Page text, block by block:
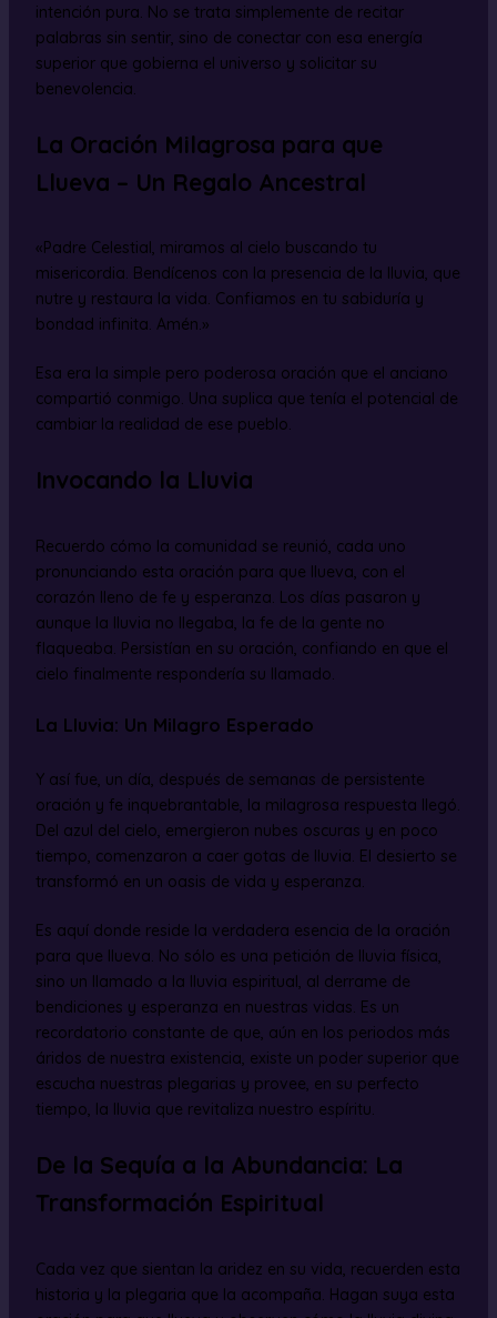
intención pura. No se trata simplemente de recitar
palabras sin sentir, sino de conectar con esa energía
superior que gobierna el universo y solicitar su
benevolencia.
La Oración Milagrosa para que
Llueva – Un Regalo Ancestral
«Padre Celestial, miramos al cielo buscando tu
misericordia. Bendícenos con la presencia de la lluvia, que
nutre y restaura la vida. Confiamos en tu sabiduría y
bondad infinita. Amén.»
Esa era la simple pero poderosa oración que el anciano
compartió conmigo. Una suplica que tenía el potencial de
cambiar la realidad de ese pueblo.
Invocando la Lluvia
Recuerdo cómo la comunidad se reunió, cada uno
pronunciando esta oración para que llueva, con el
corazón lleno de fe y esperanza. Los días pasaron y
aunque la lluvia no llegaba, la fe de la gente no
flaqueaba. Persistían en su oración, confiando en que el
cielo finalmente respondería su llamado.
La Lluvia: Un Milagro Esperado
Y así fue, un día, después de semanas de persistente
oración y fe inquebrantable, la milagrosa respuesta llegó.
Del azul del cielo, emergieron nubes oscuras y en poco
tiempo, comenzaron a caer gotas de lluvia. El desierto se
transformó en un oasis de vida y esperanza.
Es aquí donde reside la verdadera esencia de la oración
para que llueva. No sólo es una petición de lluvia física,
sino un llamado a la lluvia espiritual, al derrame de
bendiciones y esperanza en nuestras vidas. Es un
recordatorio constante de que, aún en los periodos más
áridos de nuestra existencia, existe un poder superior que
escucha nuestras plegarias y provee, en su perfecto
tiempo, la lluvia que revitaliza nuestro espíritu.
De la Sequía a la Abundancia: La
Transformación Espiritual
Cada vez que sientan la aridez en su vida, recuerden esta
historia y la plegaria que la acompaña. Hagan suya esta